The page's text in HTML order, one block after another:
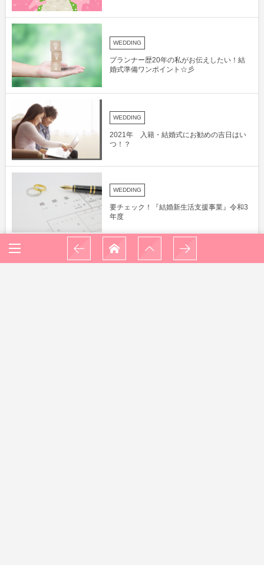
WEDDING
プランナー歴20年の私がお伝えしたい！結
婚式準備ワンポイント☆彡
WEDDING
2021年 入籍・結婚式にお勧めの吉日はい
つ！？
WEDDING
要チェック！『結婚新生活支援事業』令和3
年度